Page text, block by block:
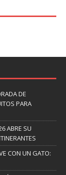
DE
PARA
ABRE SU
CON UN GATO: